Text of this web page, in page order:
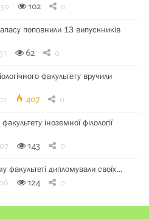
102 0
поповнили 13 випускників
62 0
факультету вручили
407 0
іноземної філології
143 0
факультеті дипломували своїх…
124 0